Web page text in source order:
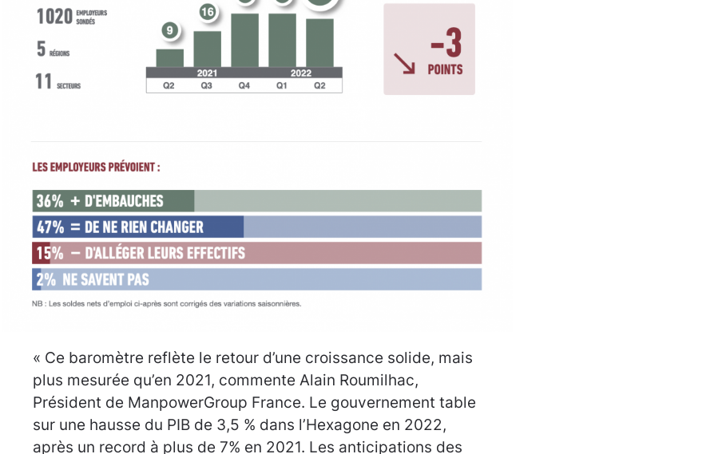
« Ce baromètre reflète le retour d’une croissance solide, mais
plus mesurée qu’en 2021, commente Alain Roumilhac,
Président de ManpowerGroup France. Le gouvernement table
sur une hausse du PIB de 3,5 % dans l’Hexagone en 2022,
après un record à plus de 7% en 2021. Les anticipations des